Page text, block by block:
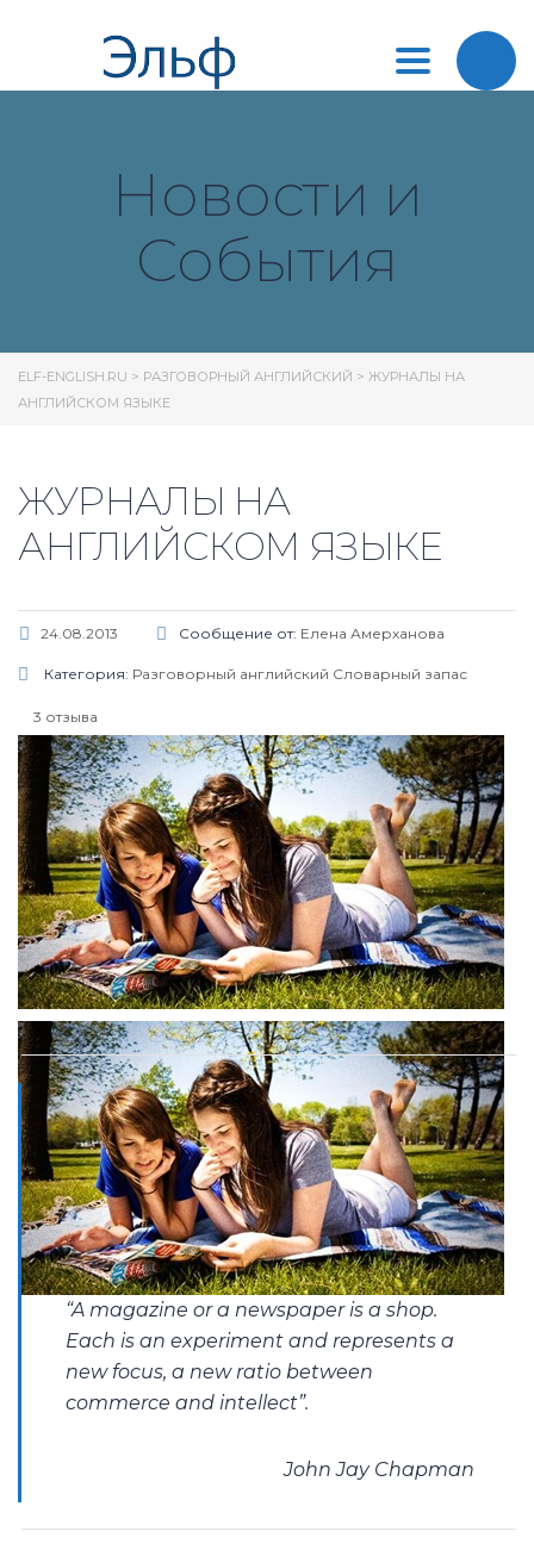
Toggle
Новости и
События
ELF-ENGLISH.RU > РАЗГОВОРНЫЙ АНГЛИЙСКИЙ > ЖУРНАЛЫ НА
АНГЛИЙСКОМ ЯЗЫКЕ
ЖУРНАЛЫ НА
АНГЛИЙСКОМ ЯЗЫКЕ
24.08.2013 Сообщение от: Елена Амерханова
Категория: Разговорный английский Словарный запас
3 отзыва
“A magazine or a newspaper is a shop.
Each is an experiment and represents a
new focus, a new ratio between
commerce and intellect”.
John Jay Chapman